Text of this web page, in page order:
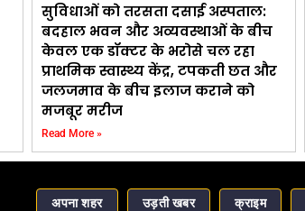
सुविधाओं को तरसता दसाई अस्पताल:
बदहाल भवन और अव्यवस्थाओं के बीच
केवल एक डॉक्टर के भरोसे चल रहा
प्राथमिक स्वास्थ्य केंद्र, टपकती छत और
जलजमाव के बीच इलाज कराने को
मजबूर मरीज
Read More »
अपना शहर उड़ती खबर क्राइम